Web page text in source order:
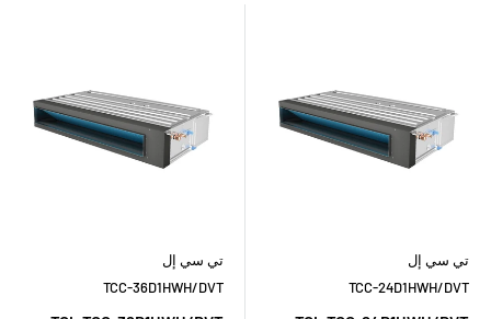
تي سي إل
TCC-24D1HWH/DVT
تي سي إل
TCC-36D1HWH/DVT